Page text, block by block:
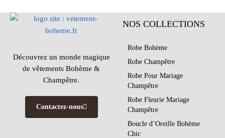
Découvrez un monde magique
de vêtements Bohème &
Champêtre.
Contactez-nous
NOS COLLECTIONS
Robe Bohème
Robe Champêtre
Robe Pour Mariage
Champêtre
Robe Fleurie Mariage
Champêtre
Boucle d’Oreille Bohème
Chic